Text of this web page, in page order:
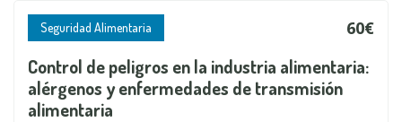
Seguridad Alimentaria 60€
Control de peligros en la industria alimentaria:
alérgenos y enfermedades de transmisión
alimentaria